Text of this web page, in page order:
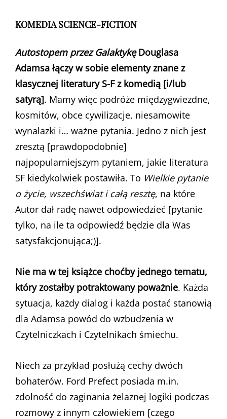
KOMEDIA SCIENCE-FICTION
Autostopem przez GalaktykęDouglasa
Adamsa łączy w sobie elementy znane z
klasycznej literatury S-F z komedią [i/lub
satyrą]. Mamy więc podróże międzygwiezdne,
kosmitów, obce cywilizacje, niesamowite
wynalazki i… ważne pytania. Jedno z nich jest
zresztą [prawdopodobnie]
najpopularniejszym pytaniem, jakie literatura
SF kiedykolwiek postawiła. To Wielkie pytanie
o życie, wszechświat i całą resztę, na które
Autor dał radę nawet odpowiedzieć [pytanie
tylko, na ile ta odpowiedź będzie dla Was
satysfakcjonująca;)].
Nie ma w tej książce choćby jednego tematu,
który zostałby potraktowany poważnie. Każda
sytuacja, każdy dialog i każda postać stanowią
dla Adamsa powód do wzbudzenia w
Czytelniczkach i Czytelnikach śmiechu.
Niech za przykład posłużą cechy dwóch
bohaterów. Ford Prefect posiada m.in.
zdolność do zaginania żelaznej logiki podczas
rozmowy z innym człowiekiem [czego